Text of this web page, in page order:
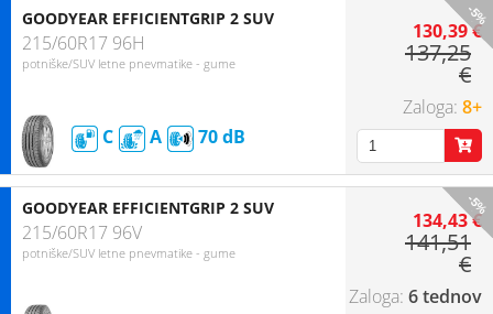
-5%
GOODYEAR EFFICIENTGRIP 2 SUV
215/60R17 96H
potniške/SUV letne pnevmatike - gume
C A 70
130,39 €
137,25
€
8+
-5%
GOODYEAR EFFICIENTGRIP 2 SUV
215/60R17 96V
potniške/SUV letne pnevmatike - gume
134,43 €
141,51
€
6 tednov